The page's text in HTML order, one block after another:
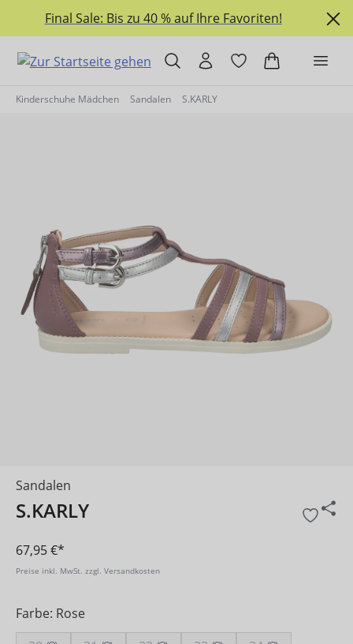
springen
Final Sale: Bis zu 40 % auf Ihre Favoriten!
Kinderschuhe Mädchen Sandalen S.KARLY
Sandalen
S.KARLY
67,95 €*
Preise inkl. MwSt. zzgl. Versandkosten
Farbe: Rose